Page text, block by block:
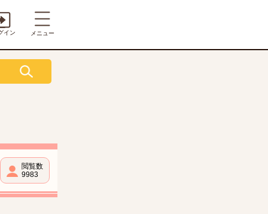
イン メニュー
閲覧数
9983